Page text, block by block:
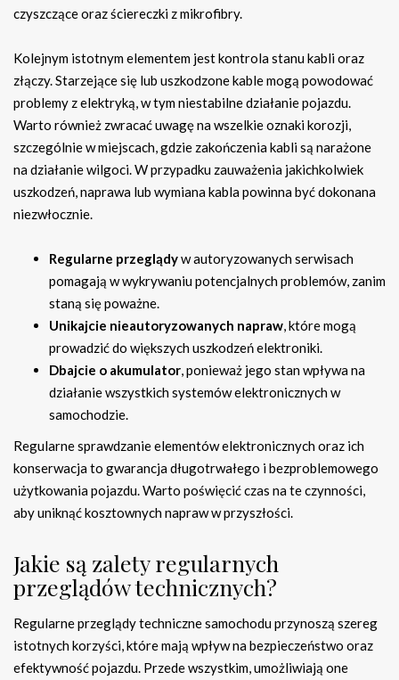
czyszczące oraz ściereczki z mikrofibry.
Kolejnym istotnym elementem jest kontrola stanu kabli oraz
złączy. Starzejące się lub uszkodzone kable mogą powodować
problemy z elektryką, w tym niestabilne działanie pojazdu.
Warto również zwracać uwagę na wszelkie oznaki korozji,
szczególnie w miejscach, gdzie zakończenia kabli są narażone
na działanie wilgoci. W przypadku zauważenia jakichkolwiek
uszkodzeń, naprawa lub wymiana kabla powinna być dokonana
niezwłocznie.
Regularne przeglądyw autoryzowanych serwisach
pomagają w wykrywaniu potencjalnych problemów, zanim
staną się poważne.
Unikajcie nieautoryzowanych napraw, które mogą
prowadzić do większych uszkodzeń elektroniki.
Dbajcie o akumulator, ponieważ jego stan wpływa na
działanie wszystkich systemów elektronicznych w
samochodzie.
Regularne sprawdzanie elementów elektronicznych oraz ich
konserwacja to gwarancja długotrwałego i bezproblemowego
użytkowania pojazdu. Warto poświęcić czas na te czynności,
aby uniknąć kosztownych napraw w przyszłości.
Jakie są zalety regularnych
przeglądów technicznych?
Regularne przeglądy techniczne samochodu przynoszą szereg
istotnych korzyści, które mają wpływ na bezpieczeństwo oraz
efektywność pojazdu. Przede wszystkim, umożliwiają one